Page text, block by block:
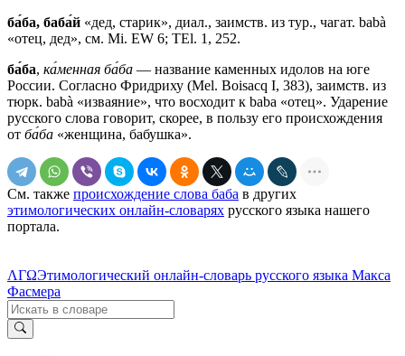
ба́ба, баба́й «дед, старик», диал., заимств. из тур., чагат. babà
«отец, дед», см. Mi. EW 6; TEl. 1, 252.
ба́ба, ка́менная ба́ба — название каменных идолов на юге
России. Согласно Фридриху (Mel. Boisacq I, 383), заимств. из
тюрк. babà «изваяние», что восходит к baba «отец». Ударение
русского слова говорит, скорее, в пользу его происхождения
от ба́ба «женщина, бабушка».
См. также происхождение слова баба в других
этимологических онлайн-словарях русского языка нашего
портала.
ΛΓΩЭтимологический онлайн-словарь русского языка Макса
Фасмера